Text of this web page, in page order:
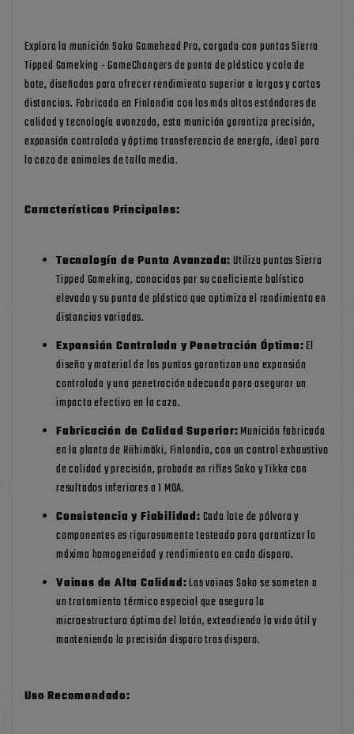
Explora la munición Sako Gamehead Pro, cargada con puntas Sierra
Tipped Gameking - GameChangers de punta de plástico y cola de
bote, diseñadas para ofrecer rendimiento superior a largas y cortas
distancias. Fabricada en Finlandia con los más altos estándares de
calidad y tecnología avanzada, esta munición garantiza precisión,
expansión controlada y óptima transferencia de energía, ideal para
la caza de animales de talla media.
Características Principales:
Tecnología de Punta Avanzada:Utiliza puntas Sierra
Tipped Gameking, conocidas por su coeficiente balístico
elevado y su punta de plástico que optimiza el rendimiento en
distancias variadas.
Expansión Controlada y Penetración Óptima:El
diseño y material de las puntas garantizan una expansión
controlada y una penetración adecuada para asegurar un
impacto efectivo en la caza.
Fabricación de Calidad Superior:Munición fabricada
en la planta de Riihimäki, Finlandia, con un control exhaustivo
de calidad y precisión, probada en rifles Sako y Tikka con
resultados inferiores a 1 MOA.
Consistencia y Fiabilidad:Cada lote de pólvora y
componentes es rigurosamente testeado para garantizar la
máxima homogeneidad y rendimiento en cada disparo.
Vainas de Alta Calidad:Las vainas Sako se someten a
un tratamiento térmico especial que asegura la
microestructura óptima del latón, extendiendo la vida útil y
manteniendo la precisión disparo tras disparo.
Uso Recomendado: